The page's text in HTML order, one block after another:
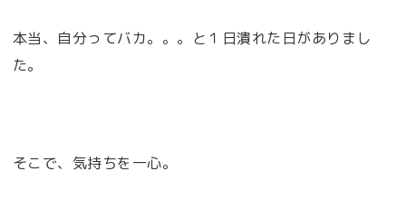
本当、自分ってバカ。。。と１日潰れた日がありまし
た。
そこで、気持ちを一心。